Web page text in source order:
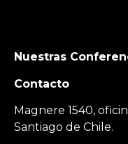
Nuestras
Contacto
Magnere 1540,
Santiago de Chile.